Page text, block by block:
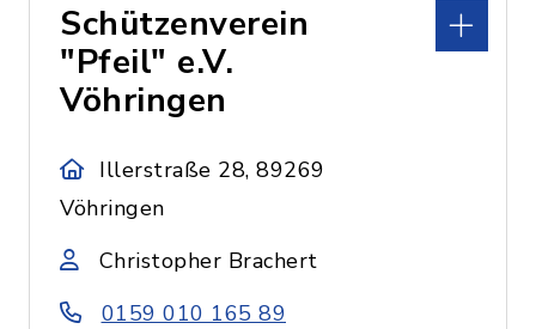
Schützenverein
"Pfeil" e.V.
Vöhringen
Illerstraße 28, 89269
Vöhringen
Christopher Brachert
0159 010 165 89